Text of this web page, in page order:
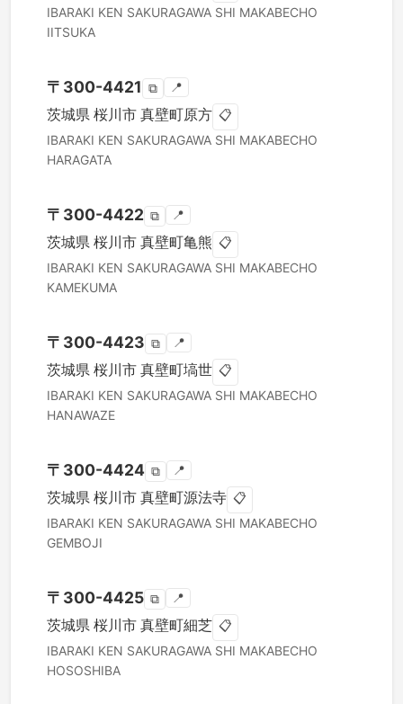
IBARAKI KEN SAKURAGAWA SHI MAKABECHO
IITSUKA
〒 300-4421 ⧉ 📍
茨城県 桜川市 真壁町原方 📋
IBARAKI KEN SAKURAGAWA SHI MAKABECHO
HARAGATA
〒 300-4422 ⧉ 📍
茨城県 桜川市 真壁町亀熊 📋
IBARAKI KEN SAKURAGAWA SHI MAKABECHO
KAMEKUMA
〒 300-4423 ⧉ 📍
茨城県 桜川市 真壁町塙世 📋
IBARAKI KEN SAKURAGAWA SHI MAKABECHO
HANAWAZE
〒 300-4424 ⧉ 📍
茨城県 桜川市 真壁町源法寺 📋
IBARAKI KEN SAKURAGAWA SHI MAKABECHO
GEMBOJI
〒 300-4425 ⧉ 📍
茨城県 桜川市 真壁町細芝 📋
IBARAKI KEN SAKURAGAWA SHI MAKABECHO
HOSOSHIBA